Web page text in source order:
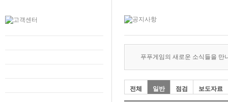
푸푸게임의 새로운 소식들을 만
전체 일반 점검 보도자료